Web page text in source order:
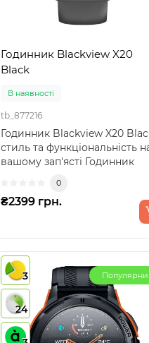
Годинник Blackview X20
Black
В наявності
tb_877216
Годинник Blackview X20
стиль та функціональність
вашому зап'ясті Годинник
0
₴2399 грн.
3
24